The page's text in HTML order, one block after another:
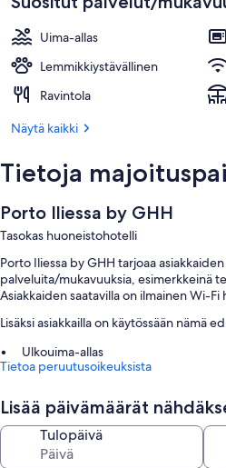
Uima-allas
Lemmikkiystävällinen
Ravintola
Näytä kaikki
Tietoja
Porto Iliessa by GHH
Tasokas huoneistohotelli
Porto Iliessa by GHH tarjoaa
palveluita/mukavuuksia, esimerkkeinä
Asiakkaiden saatavilla on ilmainen Wi-Fi
Lisäksi asiakkailla on käytössään nämä
Ulkouima-allas
Limusiini- / town car -palvelu,
Ulkokalusteet ja ympäri
Huoneiden varustelu
Tietoa peruutusoikeuksista
Lisää päivämäärät
Tulopäivä